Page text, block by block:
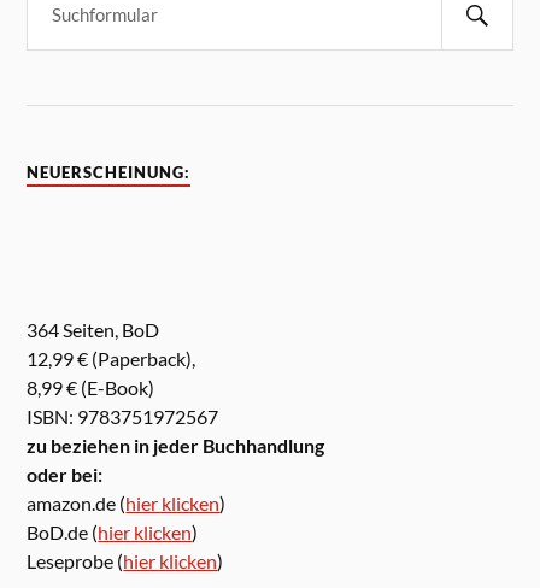
NEUERSCHEINUNG:
364 Seiten, BoD
12,99 € (Paperback),
8,99 € (E-Book)
ISBN: 9783751972567
zu beziehen in jeder Buchhandlung
oder bei:
amazon.de (hier klicken)
BoD.de (hier klicken)
Leseprobe (hier klicken)